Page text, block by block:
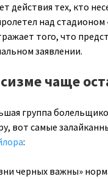
действия тех, кто
над стадионом
того, что
заявлении.
чаще
группа
вот самые
:
черных важны»